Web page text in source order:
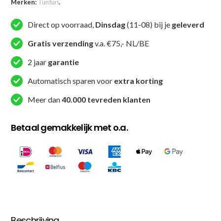
Grijs
aantal
Merken: Tunturi.
Direct op voorraad, Dinsdag(11-08) bij je geleverd
Gratis verzendingv.a. €75,- NL/BE
2 jaar garantie
Automatisch sparen voor extra korting
Meer dan40.000 tevreden klanten
Betaal gemakkelijk met o.a.